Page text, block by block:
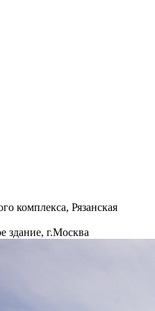
комплекса, Рязанская
здание, г.Москва